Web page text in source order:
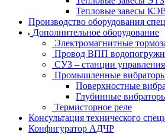
Тепловые завесы
Производство оборудования
Дополнительное оборудование
Электромагнитные
Провод ВПП
СУЗ – станции
Промышленные
Поверхностные
Глубинные
Термисторное реле
Консультация технического
Конфигуратор АДЧР